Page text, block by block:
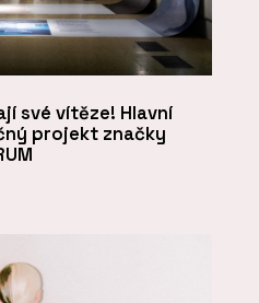
své vítěze! Hlavní
projekt značky